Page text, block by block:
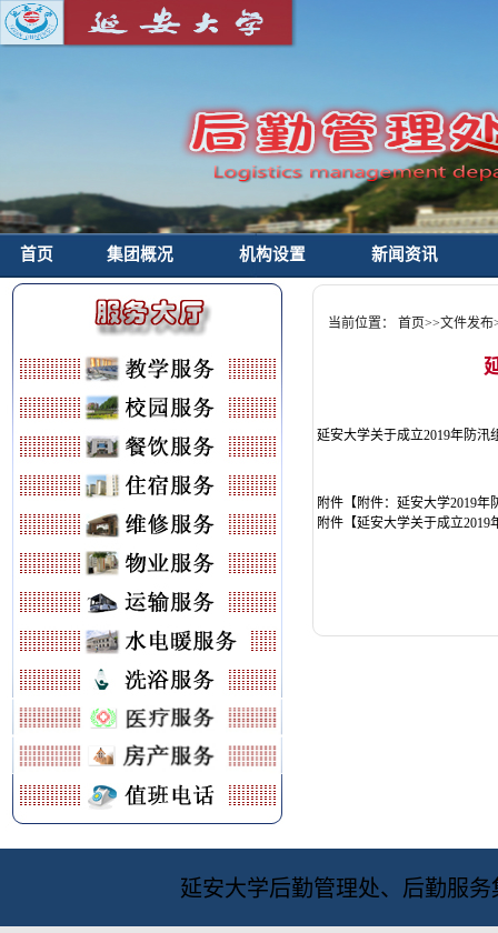
首页 集团概况 机构设置 新闻资讯
当前位置： 首页>>文件发布
延安大学关于成立2019年防汛
附件【附件：延安大学2019年
附件【延安大学关于成立2019
延安大学后勤管理处、后勤服